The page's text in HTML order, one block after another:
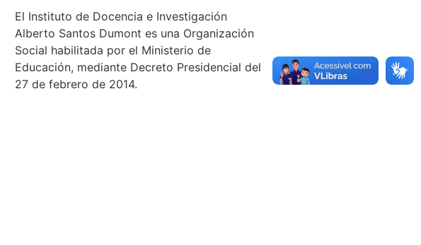
El Instituto de Docencia e Investigación
Alberto Santos Dumont es una Organización
Social habilitada por el Ministerio de
Educación, mediante Decreto Presidencial del
27 de febrero de 2014.